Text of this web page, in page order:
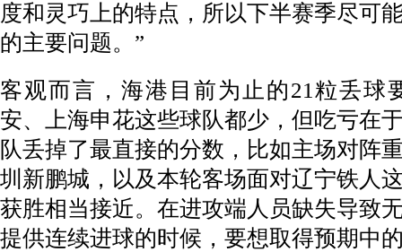
度和灵巧上的特点，所以下半赛季尽可
的主要问题。”
客观而言，海港目前为止的21粒丢球
安、上海申花这些球队都少，但吃亏在
队丢掉了最直接的分数，比如主场对阵
圳新鹏城，以及本轮客场面对辽宁铁人
获胜相当接近。在进攻端人员缺失导致
提供连续进球的时候，要想取得预期中